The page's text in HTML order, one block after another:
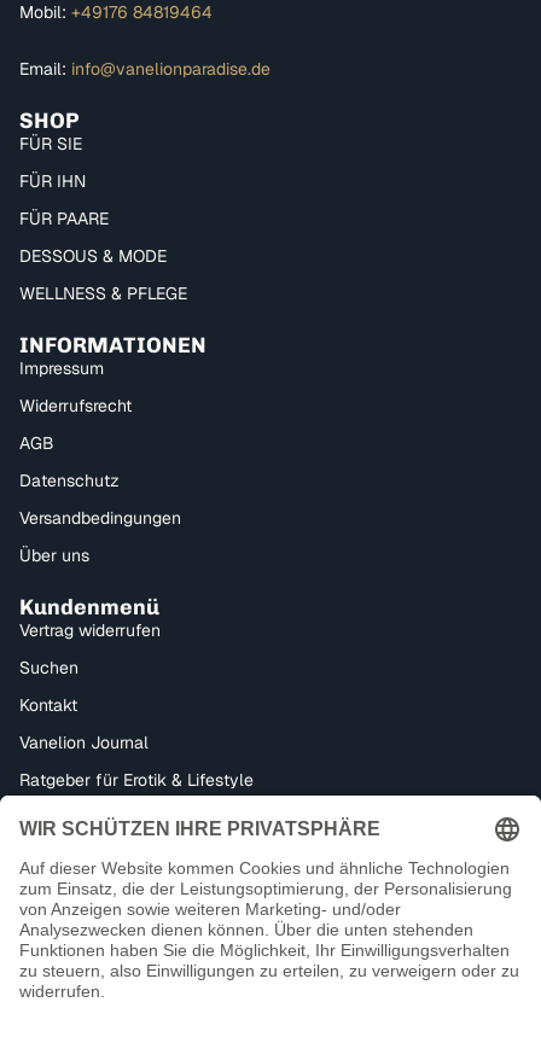
Mobil: +49176 84819464
Email: info@vanelionparadise.de
SHOP
FÜR SIE
FÜR IHN
FÜR PAARE
DESSOUS & MODE
WELLNESS & PFLEGE
INFORMATIONEN
Impressum
Widerrufsrecht
AGB
Datenschutz
Versandbedingungen
Über uns
Kundenmenü
Vertrag widerrufen
Suchen
Kontakt
Vanelion Journal
Ratgeber für Erotik & Lifestyle
Bondage, Dominanz & Fetisch – Alles für dein BDSM-Erlebnis
FacebookInstagramTiktok
18+ Kein Verkauf an Minderjährige
Zahlungsmethoden
Datenschutzerklärung
Impressum
Kontaktinformationen
AGB
Widerrufsrecht
Versand